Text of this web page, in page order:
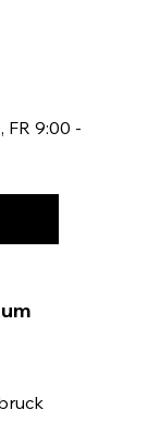
FR 9:00 -